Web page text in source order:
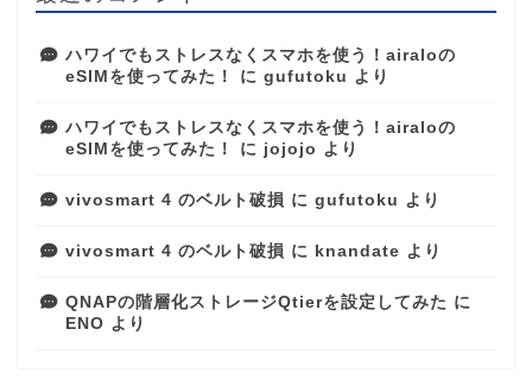
ハワイでもストレスなくスマホを使う！airaloの
eSIMを使ってみた！
に gufutoku より
ハワイでもストレスなくスマホを使う！airaloの
eSIMを使ってみた！
に jojojo より
vivosmart 4 のベルト破損 に gufutoku より
vivosmart 4 のベルト破損 に knandate より
QNAPの階層化ストレージQtierを設定してみた に
ENO より